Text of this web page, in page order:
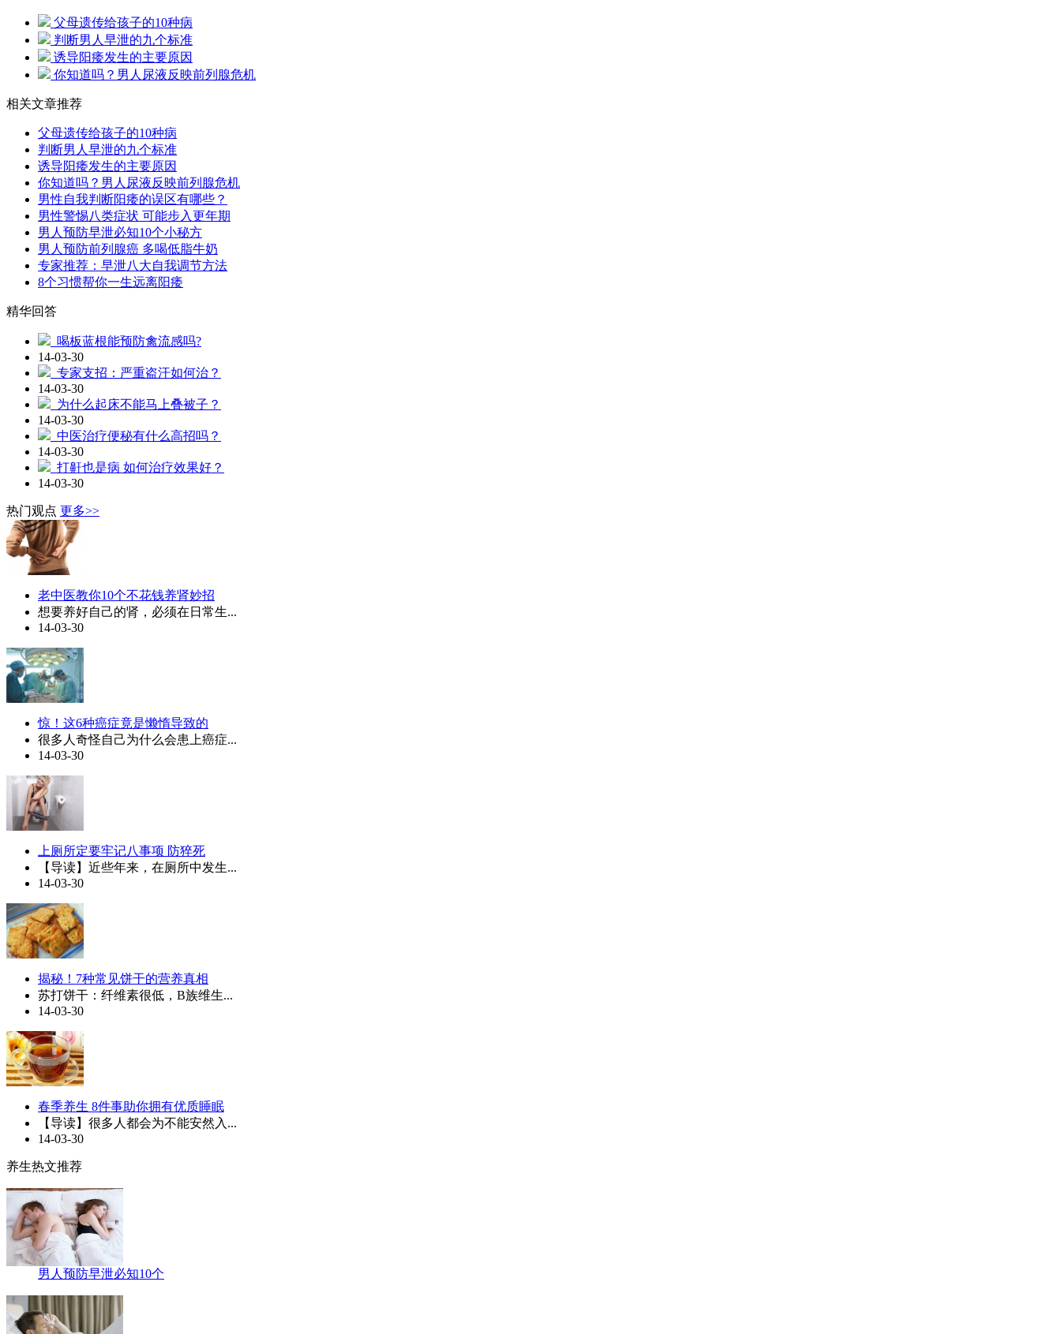
父母遗传给孩子的10种病
判断男人早泄的九个标准
诱导阳痿发生的主要原因
你知道吗？男人尿液反映前列腺危机
相关文章推荐
父母遗传给孩子的10种病
判断男人早泄的九个标准
诱导阳痿发生的主要原因
你知道吗？男人尿液反映前列腺危机
男性自我判断阳痿的误区有哪些？
男性警惕八类症状 可能步入更年期
男人预防早泄必知10个小秘方
男人预防前列腺癌 多喝低脂牛奶
专家推荐：早泄八大自我调节方法
8个习惯帮你一生远离阳痿
精华回答
喝板蓝根能预防禽流感吗?
14-03-30
专家支招：严重盗汗如何治？
14-03-30
为什么起床不能马上叠被子？
14-03-30
中医治疗便秘有什么高招吗？
14-03-30
打鼾也是病 如何治疗效果好？
14-03-30
热门观点 更多>>
老中医教你10个不花钱养肾妙招
想要养好自己的肾，必须在日常生...
14-03-30
惊！这6种癌症竟是懒惰导致的
很多人奇怪自己为什么会患上癌症...
14-03-30
上厕所定要牢记八事项 防猝死
【导读】近些年来，在厕所中发生...
14-03-30
揭秘！7种常见饼干的营养真相
苏打饼干：纤维素很低，B族维生...
14-03-30
春季养生 8件事助你拥有优质睡眠
【导读】很多人都会为不能安然入...
14-03-30
养生热文推荐
男人预防早泄必知10个